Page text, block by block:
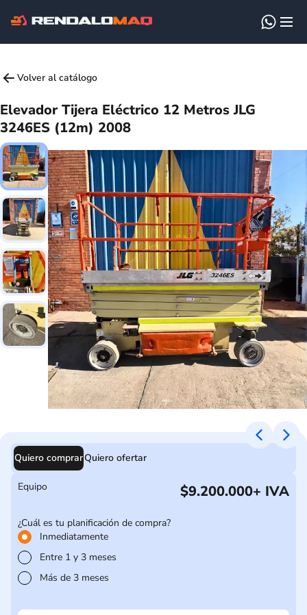
Volver al catálogo
Elevador Tijera Eléctrico 12 Metros JLG
3246ES (12m) 2008
Quiero comprarQuiero ofertar
Equipo $9.200.000+ IVA
¿Cuál es tu planificación de compra?
Inmediatamente
Entre 1 y 3 meses
Más de 3 meses